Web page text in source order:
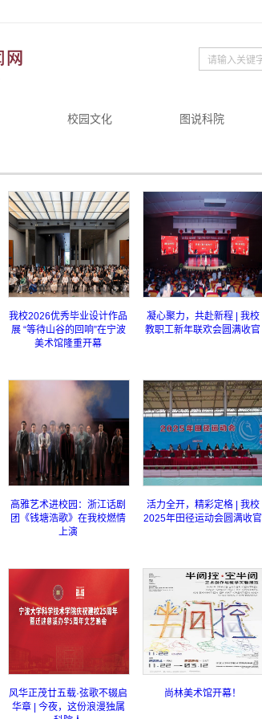
校园文化 图说科院
我校2026优秀毕业设计作品
展 “等待山谷的回响”在宁波
美术馆隆重开幕
凝心聚力，共赴新程 | 我校
教职工新年联欢会圆满收官
高雅艺术进校园：浙江话剧
团《钱塘浩歌》在我校燃情
上演
活力全开，精彩定格 | 我校
2025年田径运动会圆满收官
风华正茂廿五载·弦歌不辍启
华章 | 今夜，这份浪漫独属
尚林美术馆开幕！